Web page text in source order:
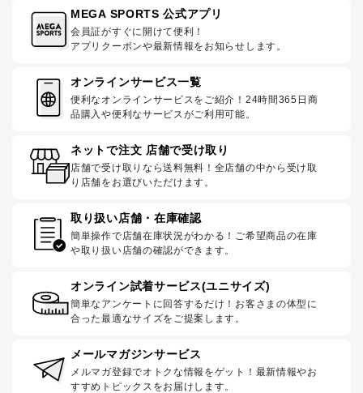
MEGA SPORTS 公式アプリ
会員証がすぐに開けて便利！
アプリクーポンや最新情報をお知らせします。
オンラインサービス一覧
便利なオンラインサービスをご紹介！24時間365日商
品購入や便利なサービスがご利用可能。
ネットで注文 店舗で受け取り
店舗で受け取りなら送料無料！全店舗の中から受け取
り店舗をお選びいただけます。
取り扱い店舗・在庫確認
簡単操作で店舗在庫状況がわかる！ご希望商品の在庫
や取り扱い店舗の確認ができます。
オンライン試着サービス(ユニサイズ)
簡単なアンケートに回答するだけ！お客さまの体型に
合った最適なサイズをご提案します。
メールマガジンサービス
メルマガ登録でオトクな情報をゲット！最新情報やお
すすめトピックスをお届けします。